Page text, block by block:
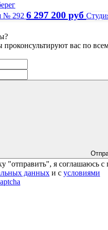
6 297 200 руб
вас по
"отправить", я соглашаюсь с
данных и с условиями